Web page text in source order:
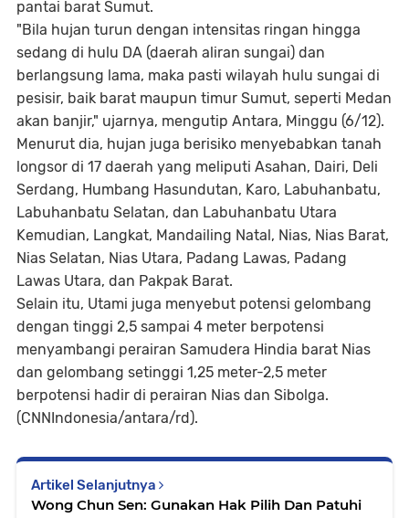
pantai barat Sumut.
"Bila hujan turun dengan intensitas ringan hingga
sedang di hulu DA (daerah aliran sungai) dan
berlangsung lama, maka pasti wilayah hulu sungai di
pesisir, baik barat maupun timur Sumut, seperti Medan
akan banjir," ujarnya, mengutip Antara, Minggu (6/12).
Menurut dia, hujan juga berisiko menyebabkan tanah
longsor di 17 daerah yang meliputi Asahan, Dairi, Deli
Serdang, Humbang Hasundutan, Karo, Labuhanbatu,
Labuhanbatu Selatan, dan Labuhanbatu Utara
Kemudian, Langkat, Mandailing Natal, Nias, Nias Barat,
Nias Selatan, Nias Utara, Padang Lawas, Padang
Lawas Utara, dan Pakpak Barat.
Selain itu, Utami juga menyebut potensi gelombang
dengan tinggi 2,5 sampai 4 meter berpotensi
menyambangi perairan Samudera Hindia barat Nias
dan gelombang setinggi 1,25 meter-2,5 meter
berpotensi hadir di perairan Nias dan Sibolga.
(CNNIndonesia/antara/rd).
Artikel Selanjutnya
Wong Chun Sen: Gunakan Hak Pilih Dan Patuhi